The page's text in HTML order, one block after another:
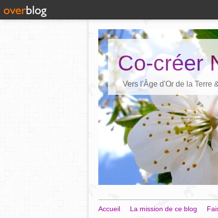
Co-créer
Vers l'Âge d'Or de la Terre
Accueil La mission de ce blog